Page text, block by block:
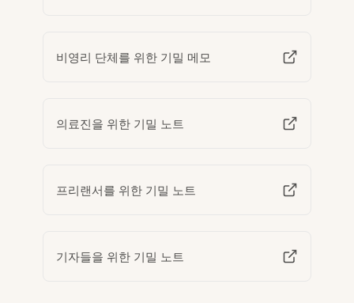
비영리 단체를 위한 기밀 메모
의료진을 위한 기밀 노트
프리랜서를 위한 기밀 노트
기자들을 위한 기밀 노트